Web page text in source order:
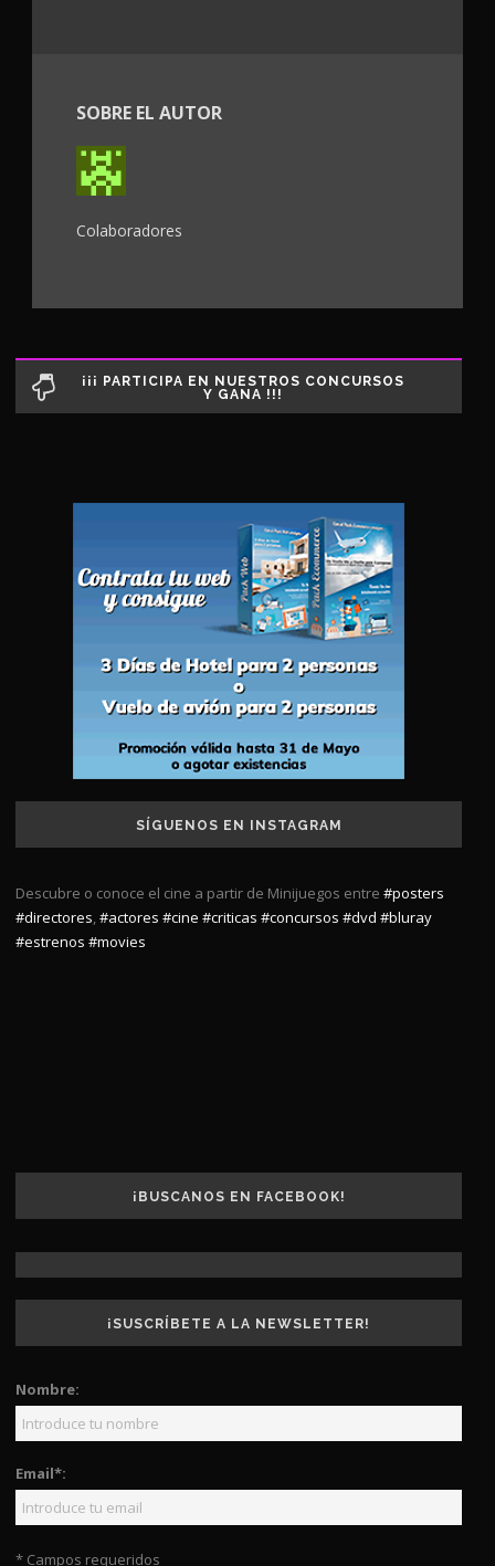
SOBRE EL AUTOR
Colaboradores
¡¡¡ PARTICIPA EN NUESTROS CONCURSOS
Y GANA !!!
SÍGUENOS EN INSTAGRAM
Descubre o conoce el cine a partir de Minijuegos entre #posters
#directores,#actores #cine #criticas #concursos #dvd #bluray
#estrenos #movies
¡BUSCANOS EN FACEBOOK!
¡SUSCRÍBETE A LA NEWSLETTER!
Nombre:
Email*:
* Campos requeridos